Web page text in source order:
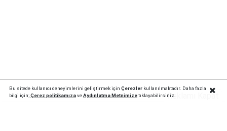
Bu sitede kullanıcı deneyimlerini geliştirmek için Çerezlerkullanılmaktadır. Daha fazla
bilgi için;Çerez politikamızaveAydınlatma Metnimizetıklayabilirsiniz.Reklamı Kapat